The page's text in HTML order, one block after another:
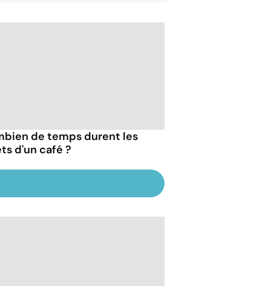
de temps durent les
d'un café ?